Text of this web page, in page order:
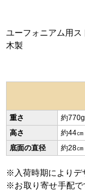
ユーフォニアム用ス
木製
重さ
約770g
高さ
約44㎝
底面の直径
約28㎝
※入荷時期によりデ
※お取り寄せ手配で